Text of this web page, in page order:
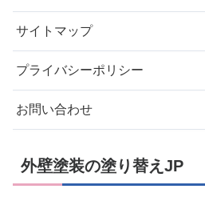
サイトマップ
プライバシーポリシー
お問い合わせ
外壁塗装の塗り替えJP